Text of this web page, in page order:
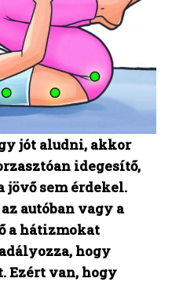
jót aludni, akkor
idegesítő,
jövő sem érdekel.
autóban vagy a
a hátizmokat
hogy
Ezért van, hogy